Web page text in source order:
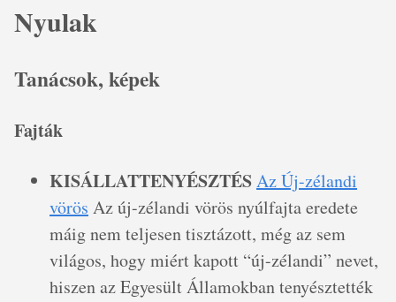
Nyulak
Tanácsok, képek
Fajták
KISÁLLATTENYÉSZTÉSAz Új-zélandi
vörös Az új-zélandi vörös nyúlfajta eredete
máig nem teljesen tisztázott, még az sem
világos, hogy miért kapott “új-zélandi” nevet,
hiszen az Egyesült Államokban tenyésztették